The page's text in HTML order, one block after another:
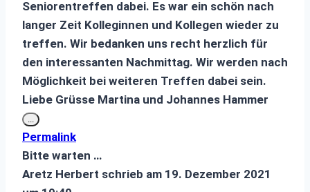
Seniorentreffen dabei. Es war ein schön nach
langer Zeit Kolleginnen und Kollegen wieder zu
treffen. Wir bedanken uns recht herzlich für
den interessanten Nachmittag. Wir werden nach
Möglichkeit bei weiteren Treffen dabei sein.
Liebe Grüsse Martina und Johannes Hammer
... Diese
Metabox
ein-/ausblenden.
Permalink
Bitte warten …
Aretz Herbert schrieb am 19. Dezember 2021